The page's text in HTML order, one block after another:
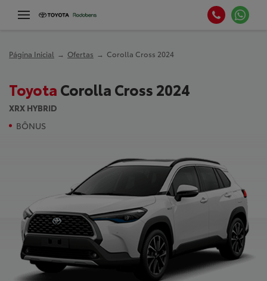
Página Inicial Ofertas Corolla Cross 2024
Toyota Corolla Cross 2024
XRX HYBRID
BÔNUS